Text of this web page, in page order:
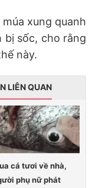
xung quanh
bị sốc, cho rằng
này.
LIÊN QUAN
cá tươi về nhà,
phụ nữ phát